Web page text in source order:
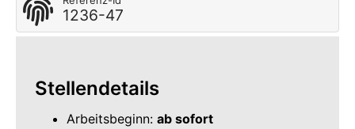
1236-47
Stellendetails
Arbeitsbeginn: ab sofort